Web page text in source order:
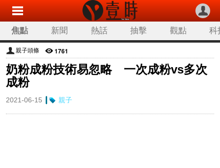
焦點 新聞 熱話 抽擊 觀點 科
親子頭條 1761
奶粉成粉技術易忽略 一次成粉vs多次
成粉
2021-06-15 親子